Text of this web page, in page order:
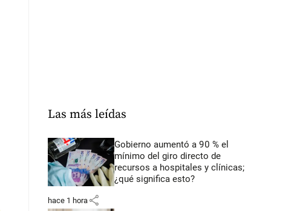
Las más leídas
Gobierno aumentó a 90 % el
mínimo del giro directo de
recursos a hospitales y clínicas;
¿qué significa esto?
hace 1 hora share